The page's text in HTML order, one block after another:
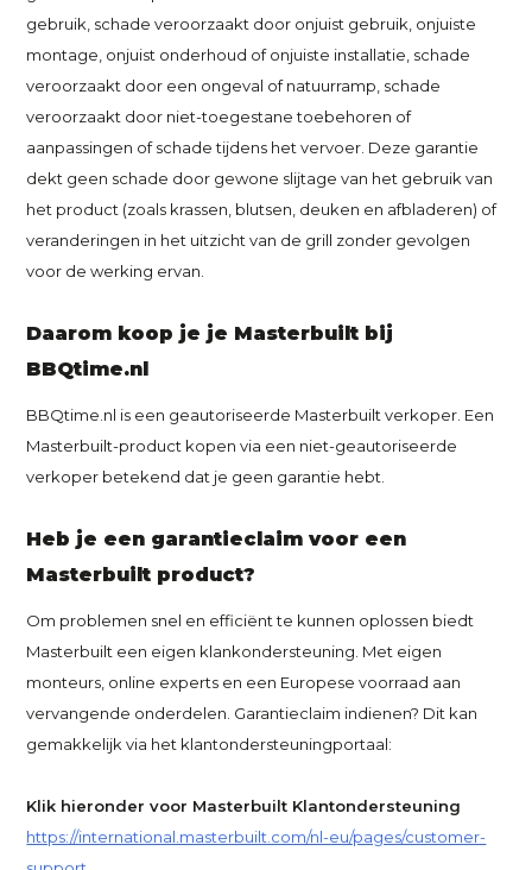
gebruik, schade veroorzaakt door onjuist gebruik, onjuiste
montage, onjuist onderhoud of onjuiste installatie, schade
veroorzaakt door een ongeval of natuurramp, schade
veroorzaakt door niet-toegestane toebehoren of
aanpassingen of schade tijdens het vervoer. Deze garantie
dekt geen schade door gewone slijtage van het gebruik van
het product (zoals krassen, blutsen, deuken en afbladeren) of
veranderingen in het uitzicht van de grill zonder gevolgen
voor de werking ervan.
Daarom koop je je Masterbuilt bij
BBQtime.nl
BBQtime.nl is een geautoriseerde Masterbuilt verkoper. Een
Masterbuilt-product kopen via een niet-geautoriseerde
verkoper betekend dat je geen garantie hebt.
Heb je een garantieclaim voor een
Masterbuilt product?
Om problemen snel en efficiënt te kunnen oplossen biedt
Masterbuilt een eigen klankondersteuning. Met eigen
monteurs, online experts en een Europese voorraad aan
vervangende onderdelen. Garantieclaim indienen? Dit kan
gemakkelijk via het klantondersteuningportaal:
Klik hieronder voor Masterbuilt Klantondersteuning
https://international.masterbuilt.com/nl-eu/pages/customer-